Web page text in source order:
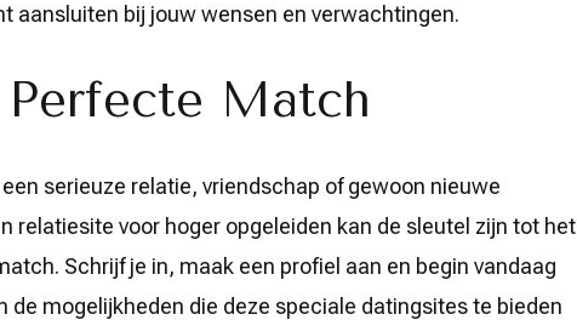
aansluiten bij jouw wensen en verwachtingen.
Match
serieuze relatie, vriendschap of gewoon nieuwe
relatiesite voor hoger opgeleiden kan de sleutel zijn tot het
Schrijf je in, maak een profiel aan en begin vandaag
de mogelijkheden die deze speciale datingsites te bieden